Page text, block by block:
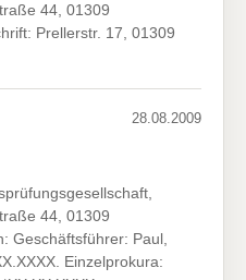
44, 01309
Prellerstr. 17, 01309
28.08.2009
44, 01309
Geschäftsführer: Paul,
Einzelprokura: